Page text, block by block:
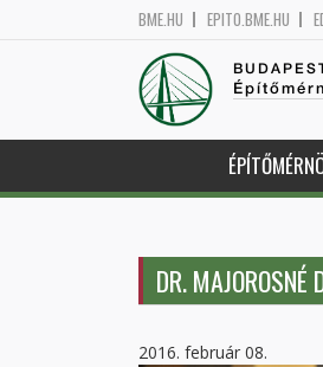
BME.HU EPITO.BME.HU
DR. MAJOROSNÉ
2016. február 08.